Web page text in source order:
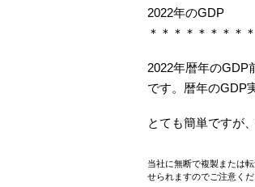
2022年のGDP
＊＊＊＊＊＊＊＊
2022年暦年のGDP
です。暦年のGDP
とても簡単ですが
当社に無断で複製または
せられますのでご注意くだ